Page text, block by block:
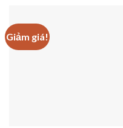
Giảm giá!